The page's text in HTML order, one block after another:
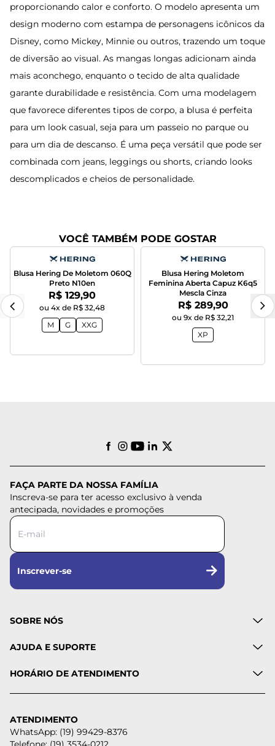
proporcionando calor e conforto. O modelo apresenta um
design moderno com estampa de personagens icônicos da
Disney, como Mickey, Minnie ou outros, trazendo um toque
de diversão ao visual. As mangas longas adicionam ainda
mais aconchego, enquanto o tecido de alta qualidade
garante durabilidade e resistência. Com uma modelagem
que favorece diferentes tipos de corpo, a blusa é perfeita
para um look casual, seja para um passeio no parque ou
para um dia de descanso. É uma peça versátil que pode ser
combinada com jeans, leggings ou shorts, criando looks
descomplicados e cheios de personalidade.
VOCÊ TAMBÉM PODE GOSTAR
Blusa Hering De Moletom 060Q
Preto N10en
Por:
R$ 129,90
ou 4x de R$ 32,48
M
G XXG
Blusa Hering Moletom
Feminina Aberta Capuz K6q5
Mescla Cinza
Por:
R$ 289,90
ou 9x de R$ 32,21
XP
FAÇA PARTE DA NOSSA FAMÍLIA
Inscreva-se para ter acesso exclusivo à venda
antecipada, novidades e promoções
Inscrever-se
SOBRE NÓS
AJUDA E SUPORTE
HORÁRIO DE ATENDIMENTO
ATENDIMENTO
WhatsApp: (19) 99429-8376